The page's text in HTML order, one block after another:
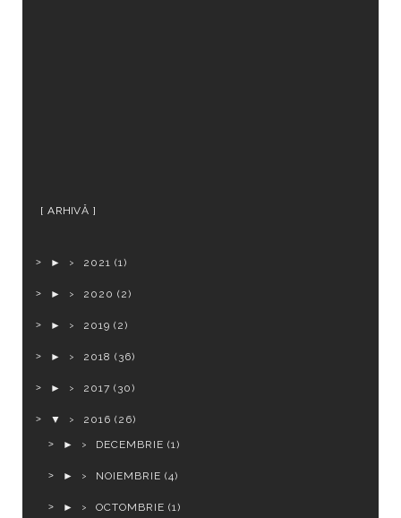
ARHIVĂ
► 2021 (1)
► 2020 (2)
► 2019 (2)
► 2018 (36)
► 2017 (30)
▼ 2016 (26)
►
DECEMBRIE(1)
► NOIEMBRIE(4)
► OCTOMBRIE(1)